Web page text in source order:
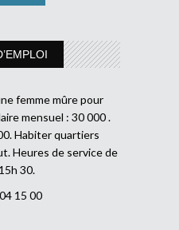
femme mûre pour
mensuel : 30 000 .
Habiter quartiers
Heures de service de
30.
15 00